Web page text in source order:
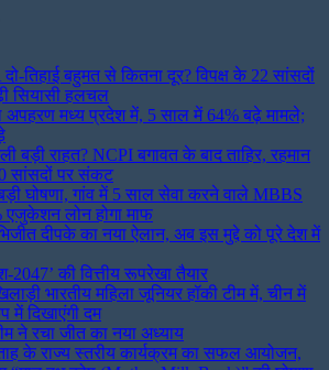
तिहाई बहुमत से कितना दूर? विपक्ष के 22 सांसदों
सियासी हलचल
अपहरण मध्य प्रदेश में, 5 साल में 64% बढ़े मामले;
बड़ी राहत? NCPI बगावत के बाद ताहिर, रहमान
सांसदों पर संकट
घोषणा, गांव में 5 साल सेवा करने वाले MBBS
एजुकेशन लोन होगा माफ
दीपके का नया ऐलान, अब इस मुद्दे को पूरे देश में
2047’ की वित्तीय रूपरेखा तैयार
भारतीय महिला जूनियर हॉकी टीम में, चीन में
में दिखाएंगी दम
ने रचा जीत का नया अध्याय
के राज्य स्तरीय कार्यक्रम का सफल आयोजन,